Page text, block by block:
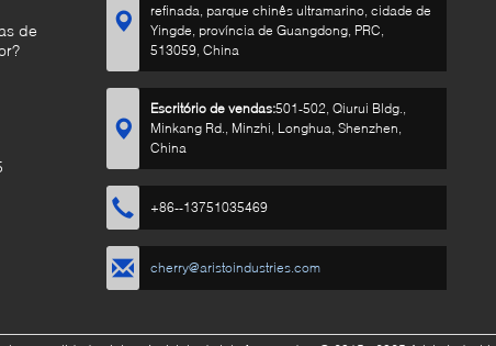
de
refinada, parque chinês ultramarino, cidade de
Yingde, província de Guangdong, PRC,
513059, China
Escritório de vendas:501-502, Qiurui Bldg.,
Minkang Rd., Minzhi, Longhua, Shenzhen,
China
+86--13751035469
cherry@aristoindustries.com